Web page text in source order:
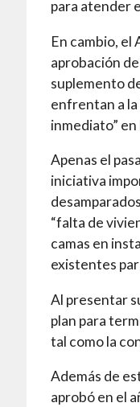
para atender
En cambio, el
aprobación
suplemento
enfrentan a
inmediato”
Apenas el
iniciativa
“falta de
camas en
existentes
Al presentar
plan para
tal como la
Además de
aprobó en el